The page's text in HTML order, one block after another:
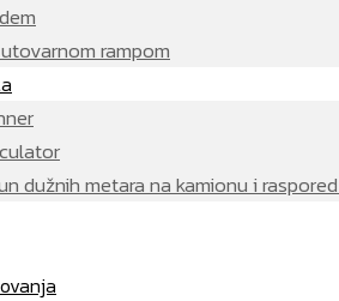
rampom
dužnih metara na kamionu i